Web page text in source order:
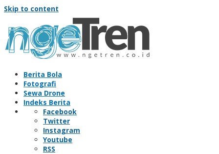
Skip to content
Berita Bola
Fotografi
Sewa Drone
Indeks Berita
Facebook
Twitter
Instagram
Youtube
RSS